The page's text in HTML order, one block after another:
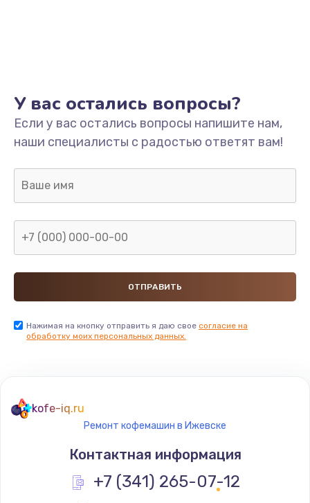
У вас остались вопросы?
Если у вас остались вопросы напишите нам,
наши специалисты с радостью ответят вам!
Нажимая на кнопку отправить я даю свое согласие на
обработку моих персональных данных.
kofe-iq.ru
Ремонт кофемашин в Ижевске
Контактная информация
+7 (341) 265-07-12